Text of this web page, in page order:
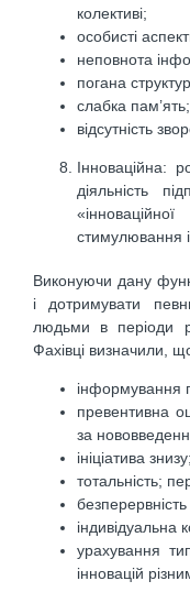
колективі;
особисті
неповнота
погана
слабка пам’ять;
відсутність
Інноваційна:
діяльність
стимулювання
Виконуючи дану
і дотримувати
людьми в періоди
Фахівці визначили,
інформування
превентивна
за
ініціатива знизу;
тотальність;
індивідуальна
урахування
інновацій